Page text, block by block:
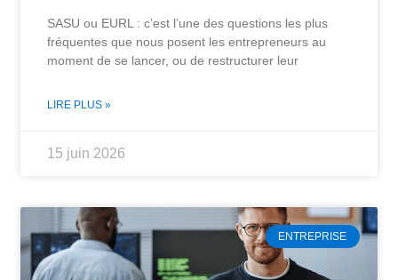
SASU ou EURL : c’est l’une des questions les plus
fréquentes que nous posent les entrepreneurs au
moment de se lancer, ou de restructurer leur
LIRE PLUS »
15 juin 2026
ENTREPRISE